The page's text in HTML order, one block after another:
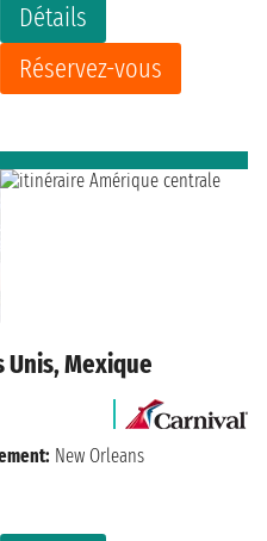
Détails
Réservez-vous
Mexique
New Orleans